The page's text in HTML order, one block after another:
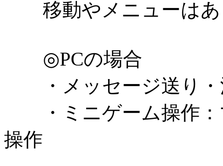
移動やメニューはあ
◎PCの場合
・メッセージ送り・
・ミニゲーム操作：
操作